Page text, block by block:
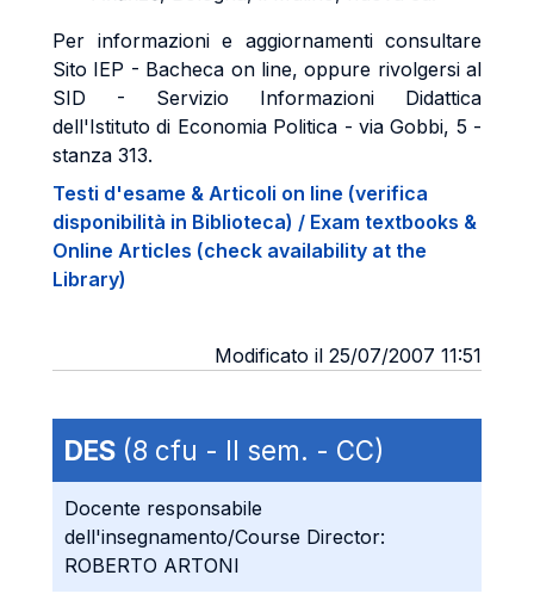
Per informazioni e aggiornamenti consultare
Sito IEP - Bacheca on line, oppure rivolgersi al
SID - Servizio Informazioni Didattica
dell'Istituto di Economia Politica - via Gobbi, 5 -
stanza 313.
Testi d'esame & Articoli on line (verifica
disponibilità in Biblioteca) / Exam textbooks &
Online Articles (check availability at the
Library)
Modificato il 25/07/2007 11:51
DES (8 cfu - II sem. - CC)
Docente responsabile
dell'insegnamento/Course Director:
ROBERTO ARTONI